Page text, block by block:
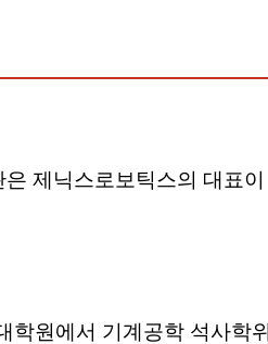
은 제닉스로보틱스의 대표이
학원에서 기계공학 석사학위